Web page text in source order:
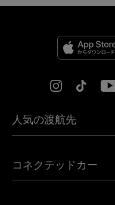
人気の渡航先
ヨーロッパ向けeSIM
コネクテッドカー